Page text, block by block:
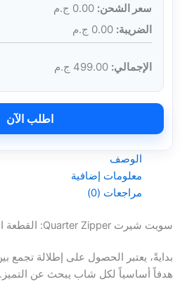
سعر الشحن: 0.00 ج.م
الضريبة: 0.00 ج.م
الإجمالي: 499.00 ج.م
اطلب الآن
الوصف
معلومات إضافية
مراجعات (0)
سويت شيرت Quarter Zipper: القطعة الأهم في دولابك الشتوي
بدايةً، يعتبر الحصول على إطلالة تجمع
هدفاً أساسياً لكل شاب يبحث عن